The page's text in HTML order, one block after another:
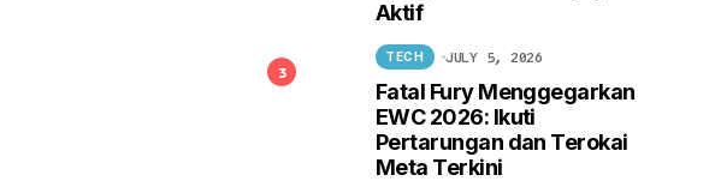
Aktif
Fatal Fury Menggegarkan
EWC 2026: Ikuti
Pertarungan dan Terokai
Meta Terkini
TECH JULY 5, 2026